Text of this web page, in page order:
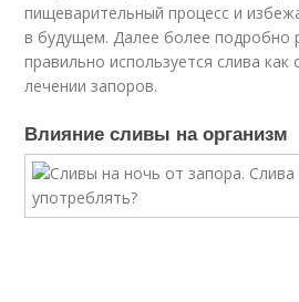
пищеварительный процесс и
в будущем. Далее более подробно
правильно используется слива как
лечении запоров.
Влияние сливы на организм